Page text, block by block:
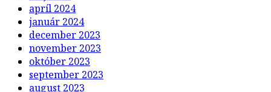
apríl 2024
január 2024
december 2023
november 2023
október 2023
september 2023
august 2023